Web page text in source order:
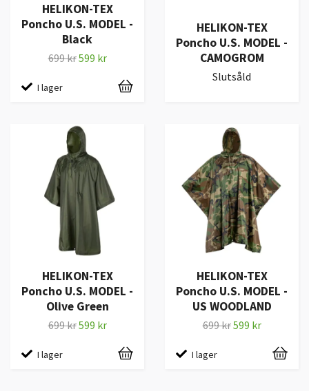
HELIKON-TEX
Poncho U.S. MODEL -
Black
699 kr599 kr
I lager
HELIKON-TEX
Poncho U.S. MODEL -
CAMOGROM
Slutsåld
HELIKON-TEX
Poncho U.S. MODEL -
Olive Green
699 kr599 kr
I lager
HELIKON-TEX
Poncho U.S. MODEL -
US WOODLAND
699 kr599 kr
I lager